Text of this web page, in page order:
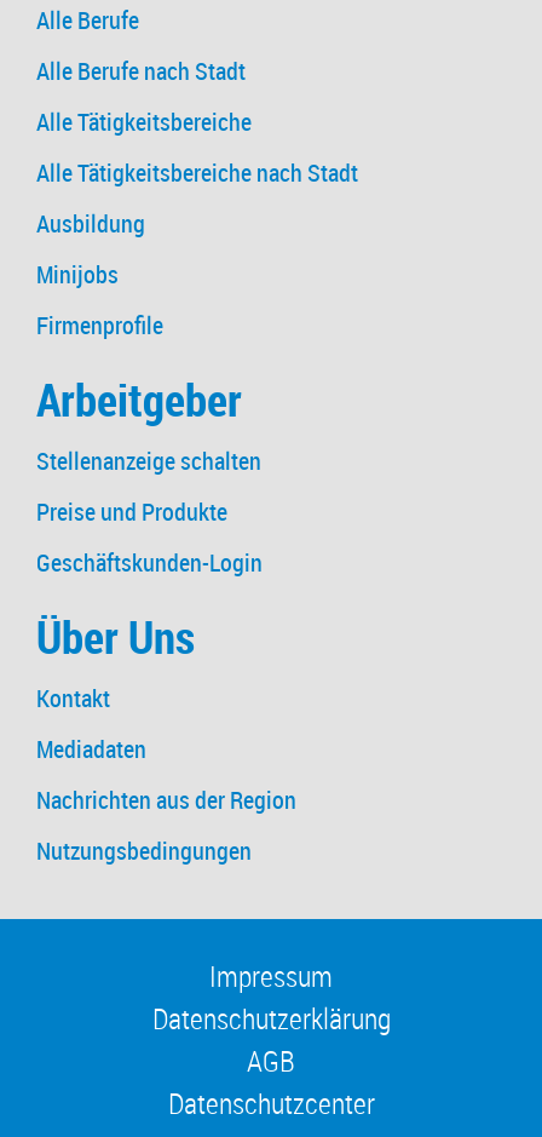
Alle Berufe
Alle Berufe nach Stadt
Alle Tätigkeitsbereiche
Alle Tätigkeitsbereiche nach Stadt
Ausbildung
Minijobs
Firmenprofile
Arbeitgeber
Stellenanzeige schalten
Preise und Produkte
Geschäftskunden-Login
Über Uns
Kontakt
Mediadaten
Nachrichten aus der Region
Nutzungsbedingungen
Impressum
Datenschutzerklärung
AGB
Datenschutzcenter